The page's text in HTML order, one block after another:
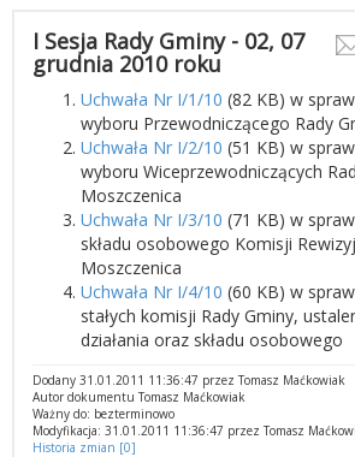
I Sesja Rady Gminy - 02, 07
grudnia 2010 roku
Uchwała Nr I/1/10 (82 KB) w
wyboru Przewodniczącego Rady
Uchwała Nr I/2/10 (51 KB) w
wyboru Wiceprzewodniczących
Moszczenica
Uchwała Nr I/3/10 (71 KB) w
składu osobowego Komisji
Moszczenica
Uchwała Nr I/4/10 (60 KB) w
stałych komisji Rady Gminy,
działania oraz składu osobowego
Dodany 31.01.2011 11:36:47 przez Tomasz Maćkowiak
Autor dokumentu Tomasz Maćkowiak
Ważny do: bezterminowo
Modyfikacja: 31.01.2011 11:36:47 przez Tomasz
Historia zmian [0]